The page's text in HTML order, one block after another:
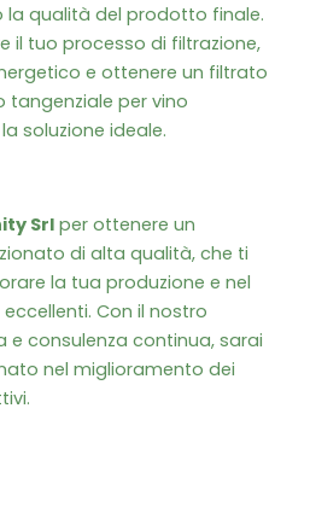
la qualità del prodotto finale.
il tuo processo di filtrazione,
e ottenere un filtrato
tangenziale per vino
soluzione ideale.
Srlper ottenere un
di alta qualità, che ti
la tua produzione e nel
Con il nostro
e consulenza continua, sarai
nel miglioramento dei